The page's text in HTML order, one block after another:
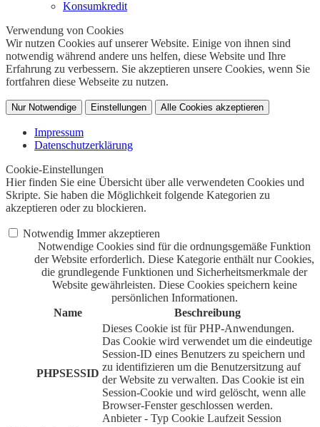
Konsumkredit
Verwendung von Cookies
Wir nutzen Cookies auf unserer Website. Einige von ihnen sind
notwendig während andere uns helfen, diese Website und Ihre
Erfahrung zu verbessern. Sie akzeptieren unsere Cookies, wenn Sie
fortfahren diese Webseite zu nutzen.
Nur Notwendige Einstellungen Alle Cookies akzeptieren
Impressum
Datenschutzerklärung
Cookie-Einstellungen
Hier finden Sie eine Übersicht über alle verwendeten Cookies und
Skripte. Sie haben die Möglichkeit folgende Kategorien zu
akzeptieren oder zu blockieren.
Notwendig Immer akzeptieren
Notwendige Cookies sind für die ordnungsgemäße Funktion
der Website erforderlich. Diese Kategorie enthält nur Cookies,
die grundlegende Funktionen und Sicherheitsmerkmale der
Website gewährleisten. Diese Cookies speichern keine
persönlichen Informationen.
Name
Beschreibung
PHPSESSID
Dieses Cookie ist für PHP-Anwendungen.
Das Cookie wird verwendet um die eindeutige
Session-ID eines Benutzers zu speichern und
zu identifizieren um die Benutzersitzung auf
der Website zu verwalten. Das Cookie ist ein
Session-Cookie und wird gelöscht, wenn alle
Browser-Fenster geschlossen werden.
Anbieter - Typ Cookie Laufzeit Session